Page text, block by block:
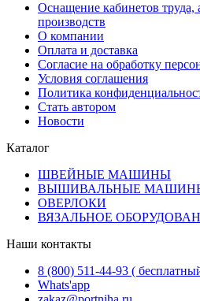
Оснащение кабинетов труда,
производств
О компании
Оплата и доставка
Согласие на обработку
Условия соглашения
Политика
Стать автором
Новости
Каталог
ШВЕЙНЫЕ МАШИНЫ
ВЫШИВАЛЬНЫЕ
ОВЕРЛОКИ
ВЯЗАЛЬНОЕ
Наши контакты
8 (800) 511-44-93 (
Whats'app